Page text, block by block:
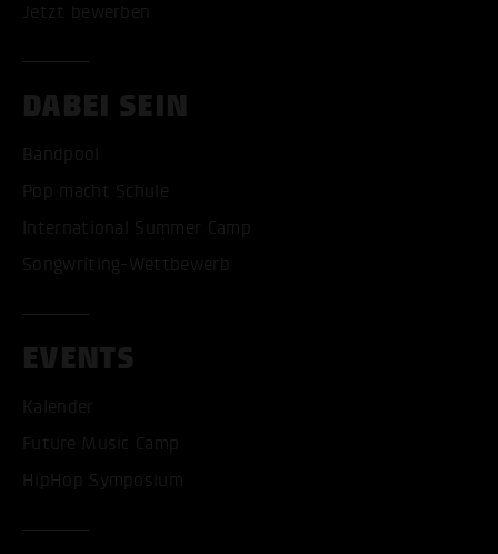
Jetzt bewerben
DABEI SEIN
Bandpool
Pop macht Schule
International Summer Camp
Songwriting-Wettbewerb
EVENTS
Kalender
Future Music Camp
HipHop Symposium